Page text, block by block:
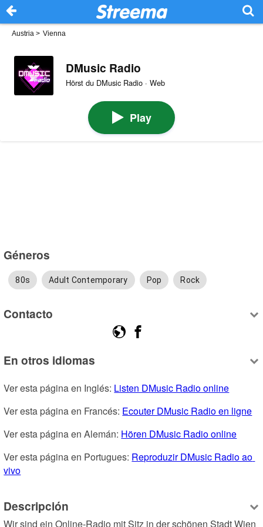
Austria > Vienna
DMusic Radio
Hörst du DMusic Radio · Web
Play
Géneros
80s Adult Contemporary Pop Rock
Contacto
En otros idiomas
Ver esta página en Inglés: Listen DMusic Radio online
Ver esta página en Francés: Ecouter DMusic Radio en ligne
Ver esta página en Alemán: Hören DMusic Radio online
Ver esta página en Portugues: Reproduzir DMusic Radio ao
vivo
Descripción
Wir sind ein Online-Radio mit Sitz in der schönen Stadt Wien